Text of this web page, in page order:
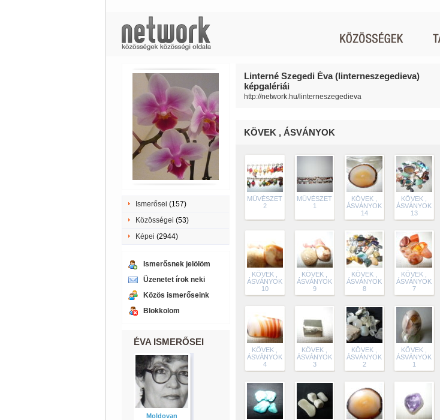
Ismerősei (157)
Közösségei (53)
Képei (2944)
Ismerősnek jelölöm
Üzenetet írok neki
Közös ismerőseink
Blokkolom
ÉVA ISMERŐSEI
Moldovan
Linterné Szegedi Éva (linterneszegedieva)
képgalériái
http://network.hu/linterneszegedieva
KÖVEK , ÁSVÁNYOK
MŰVÉSZET
2
MŰVÉSZET
1
KÖVEK ,
ÁSVÁNYOK
14
KÖVEK ,
ÁSVÁNYOK
13
KÖVEK ,
ÁSVÁNYOK
10
KÖVEK ,
ÁSVÁNYOK
9
KÖVEK ,
ÁSVÁNYOK
8
KÖVEK ,
ÁSVÁNYOK
7
KÖVEK ,
ÁSVÁNYOK
4
KÖVEK ,
ÁSVÁNYOK
3
KÖVEK ,
ÁSVÁNYOK
2
KÖVEK ,
ÁSVÁNYOK
1